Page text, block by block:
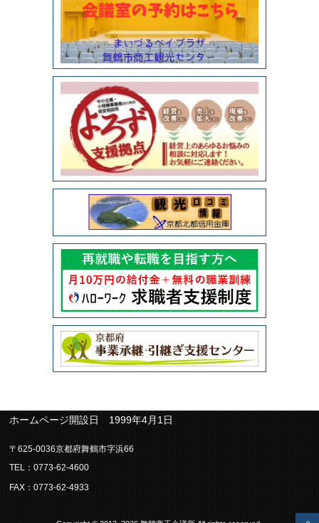
ホームページ開設日 1999年4月1日
〒625-0036京都府舞鶴市字浜66
TEL：0773-62-4600
FAX：0773-62-4933